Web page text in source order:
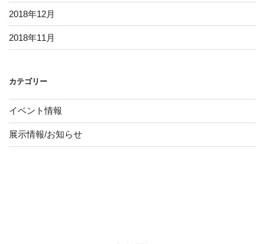
2018年12月
2018年11月
カテゴリー
イベント情報
展示情報/お知らせ